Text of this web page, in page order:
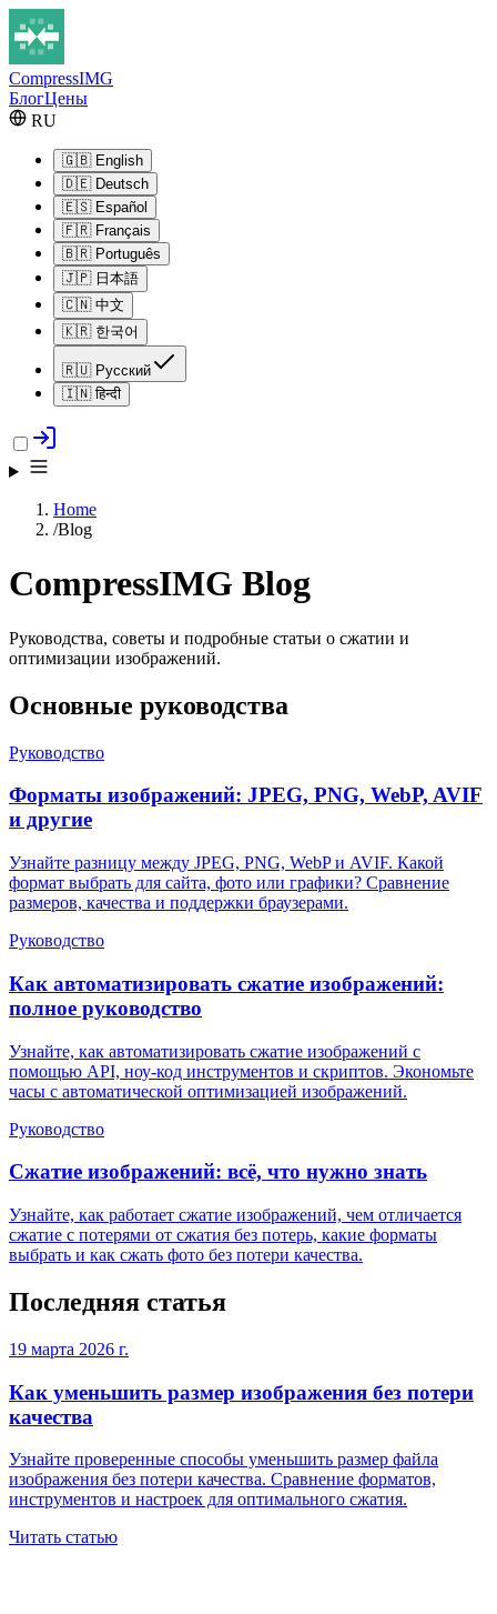
CompressIMG
БлогЦены
RU
🇬🇧 English
🇩🇪 Deutsch
🇪🇸 Español
🇫🇷 Français
🇧🇷 Português
🇯🇵 日本語
🇨🇳 中文
🇰🇷 한국어
🇷🇺 Русский
🇮🇳 हिन्दी
Home
/Blog
CompressIMG Blog
Руководства, советы и подробные статьи о сжатии и
оптимизации изображений.
Основные руководства
Руководство
Форматы изображений: JPEG, PNG, WebP, AVIF
и другие
Узнайте разницу между JPEG, PNG, WebP и AVIF. Какой
формат выбрать для сайта, фото или графики? Сравнение
размеров, качества и поддержки браузерами.
Руководство
Как автоматизировать сжатие изображений:
полное руководство
Узнайте, как автоматизировать сжатие изображений с
помощью API, ноу-код инструментов и скриптов. Экономьте
часы с автоматической оптимизацией изображений.
Руководство
Сжатие изображений: всё, что нужно знать
Узнайте, как работает сжатие изображений, чем отличается
сжатие с потерями от сжатия без потерь, какие форматы
выбрать и как сжать фото без потери качества.
Последняя статья
19 марта 2026 г.
Как уменьшить размер изображения без потери
качества
Узнайте проверенные способы уменьшить размер файла
изображения без потери качества. Сравнение форматов,
инструментов и настроек для оптимального сжатия.
Читать статью